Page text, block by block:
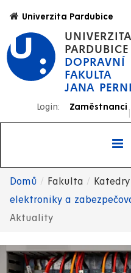
hlavnímu
obsahu
UNIVERZITA
PARDUBICE
DOPRAVNÍ
FAKULTA
JANA
Univerzita Pardubice
Login: Zaměstnanci
|
Drobečková
navigace
Domů Fakulta Katedry
elektroniky a
Aktuality